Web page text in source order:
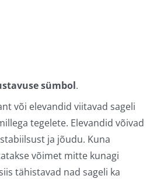
sümbol.
või elevandid viitavad sageli
tegelete. Elevandid võivad
ja jõudu. Kuna
võimet mitte kunagi
tähistavad nad sageli ka